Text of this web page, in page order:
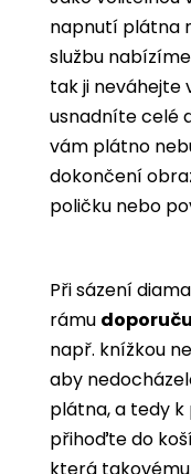
napnutí plátna
službu
tak ji neváhejte
usnadníte celé
vám plátno
dokončení
poličku nebo
Při sázení
rámu
např. knížkou
aby
plátna, a tedy k
přihoďte do